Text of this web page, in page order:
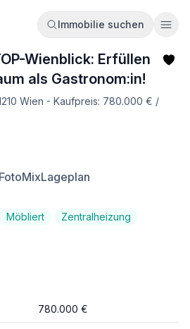
Immobilie suchen
Wienblick: Erfüllen
als Gastronom:in!
Wien - Kaufpreis: 780.000 € /
FotoMixLageplan
Möbliert
Zentralheizung
780.000 €